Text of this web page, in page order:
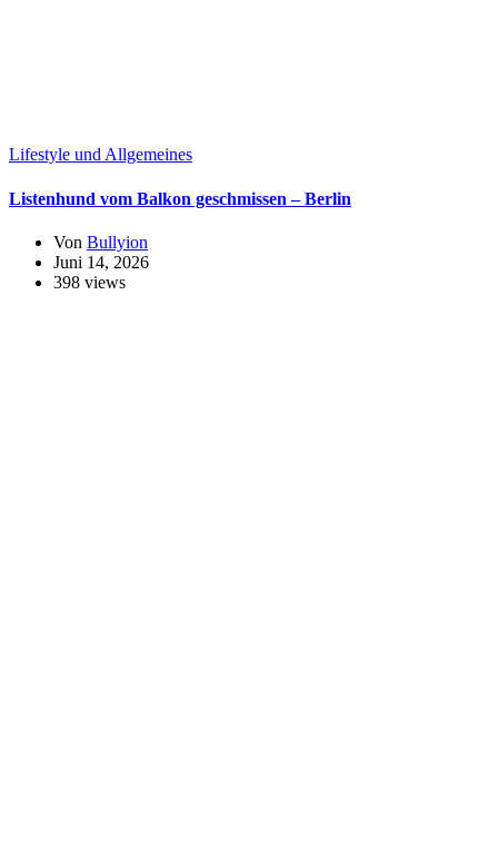
Lifestyle und Allgemeines
Listenhund vom Balkon geschmissen – Berlin
Von Bullyion
Juni 14, 2026
398 views